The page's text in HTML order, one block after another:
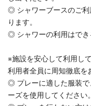
◎ シャワーブースのご利
ります。
◎ シャワーの利用はでき
※施設を安心して利用し
利用者全員に周知徹底を
◎ プレーに適した服装で
ーズを使用してください。